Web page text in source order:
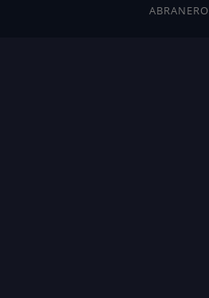
ABRANERO